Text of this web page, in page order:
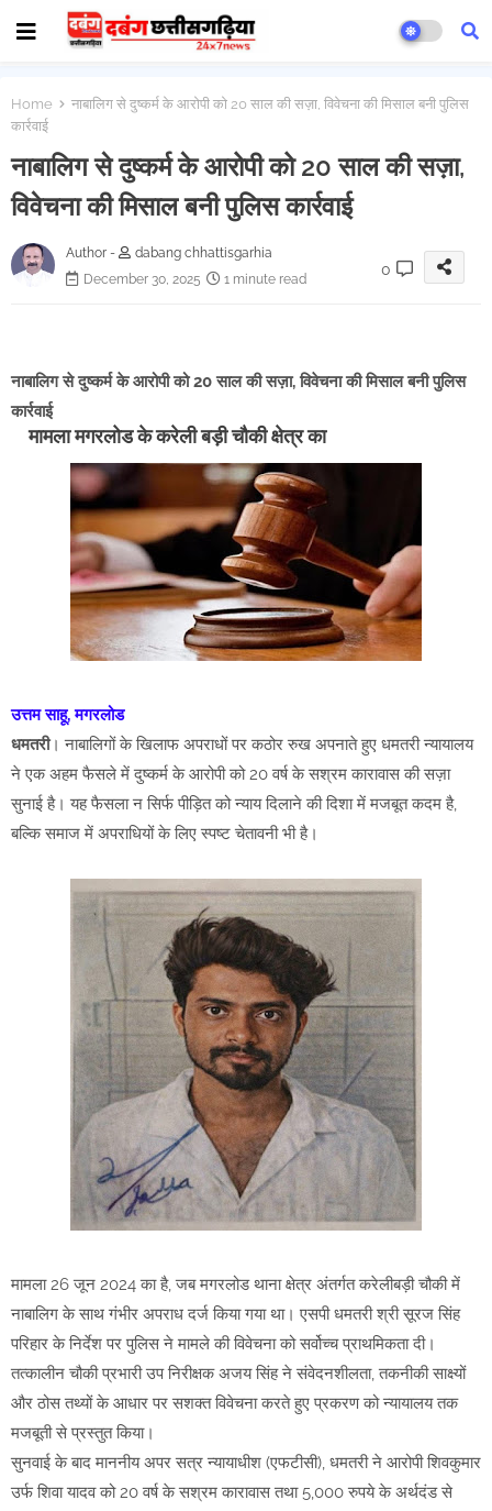
Home
नाबालिग से दुष्कर्म के आरोपी को 20 साल की सज़ा, विवेचना की मिसाल बनी पुलिस
कार्रवाई
नाबालिग से दुष्कर्म के आरोपी को 20 साल की सज़ा,
विवेचना की मिसाल बनी पुलिस कार्रवाई
Author -
dabang chhattisgarhia
December 30, 2025
1 minute read
0
नाबालिग से दुष्कर्म के आरोपी को 20 साल की सज़ा, विवेचना की मिसाल बनी पुलिस
कार्रवाई
मामला मगरलोड के करेली बड़ी चौकी क्षेत्र का
उत्तम साहू, मगरलोड
धमतरी। नाबालिगों के खिलाफ अपराधों पर कठोर रुख अपनाते हुए धमतरी न्यायालय
ने एक अहम फैसले में दुष्कर्म के आरोपी को 20 वर्ष के सश्रम कारावास की सज़ा
सुनाई है। यह फैसला न सिर्फ पीड़ित को न्याय दिलाने की दिशा में मजबूत कदम है,
बल्कि समाज में अपराधियों के लिए स्पष्ट चेतावनी भी है।
मामला 26 जून 2024 का है, जब मगरलोड थाना क्षेत्र अंतर्गत करेलीबड़ी चौकी में
नाबालिग के साथ गंभीर अपराध दर्ज किया गया था। एसपी धमतरी श्री सूरज सिंह
परिहार के निर्देश पर पुलिस ने मामले की विवेचना को सर्वोच्च प्राथमिकता दी।
तत्कालीन चौकी प्रभारी उप निरीक्षक अजय सिंह ने संवेदनशीलता, तकनीकी साक्ष्यों
और ठोस तथ्यों के आधार पर सशक्त विवेचना करते हुए प्रकरण को न्यायालय तक
मजबूती से प्रस्तुत किया।
सुनवाई के बाद माननीय अपर सत्र न्यायाधीश (एफटीसी), धमतरी ने आरोपी शिवकुमार
उर्फ शिवा यादव को 20 वर्ष के सश्रम कारावास तथा 5,000 रुपये के अर्थदंड से